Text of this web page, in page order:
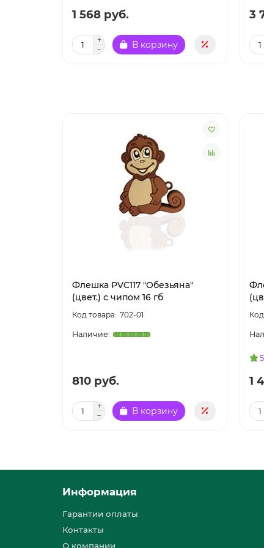
1 568 руб.
В корзину
3
Флешка PVC117 "Обезьяна"
(цвет.) с чипом 16 гб
702-01
810 руб.
В корзину
1
Информация
Гарантии оплаты
Контакты
О компании